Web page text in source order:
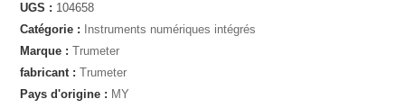
UGS : 104658
Catégorie :
Instruments numériques intégrés
Marque :Trumeter
fabricant :Trumeter
Pays d'origine : MY